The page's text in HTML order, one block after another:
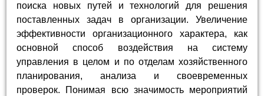
поиска новых путей и технологий для решения
поставленных задач в организации. Увеличение
эффективности организационного характера, как
основной способ воздействия на систему
управления в целом и по отделам хозяйственного
планирования, анализа и своевременных
проверок. Понимая всю значимость мероприятий